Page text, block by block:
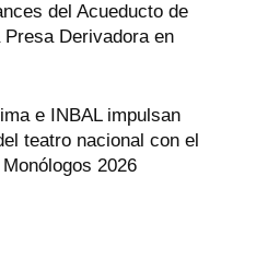
del Acueducto de
Derivadora en
e INBAL impulsan
teatro nacional con el
2026